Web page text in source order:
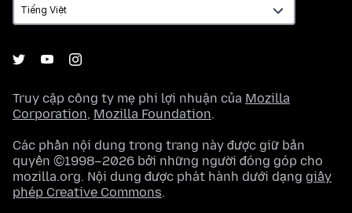
Truy cập công ty mẹ phi lợi nhuận của Mozilla
Corporation, Mozilla Foundation.
Các phần nội dung trong trang này được giữ bản
quyền ©1998–2026 bởi những người đóng góp cho
mozilla.org. Nội dung được phát hành dưới dạng giấy
phép Creative Commons.